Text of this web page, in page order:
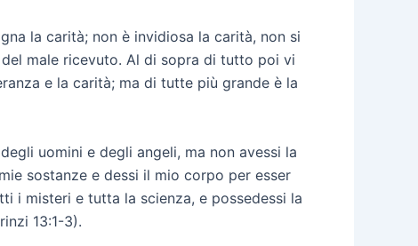
la carità; non è invidiosa la carità, non si
male ricevuto. Al di sopra di tutto poi vi
e la carità; ma di tutte più grande è la
uomini e degli angeli, ma non avessi la
sostanze e dessi il mio corpo per esser
i misteri e tutta la scienza, e possedessi la
13:1-3).